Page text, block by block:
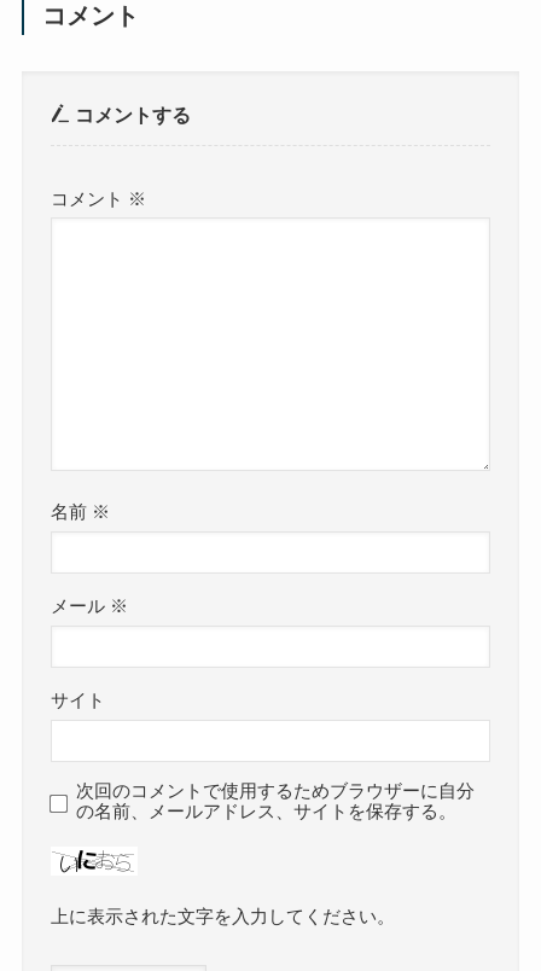
コメント
コメントする
コメント ※
名前 ※
メール ※
サイト
次回のコメントで使用するためブラウザーに自分
の名前、メールアドレス、サイトを保存する。
上に表示された文字を入力してください。